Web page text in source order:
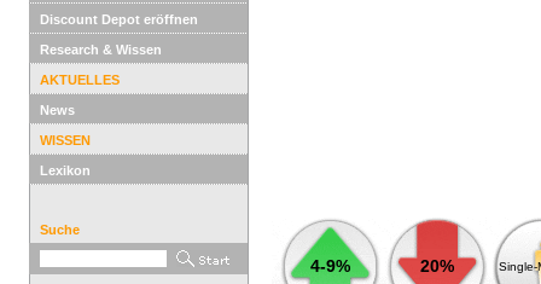
Discount Depot eröffnen
Research & Wissen
AKTUELLES
News
WISSEN
Lexikon
Suche
4-9% 20% Single-